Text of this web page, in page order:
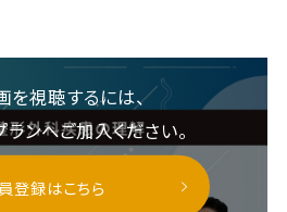
を視聴するには、
ンへご加入ください。
登録はこちら